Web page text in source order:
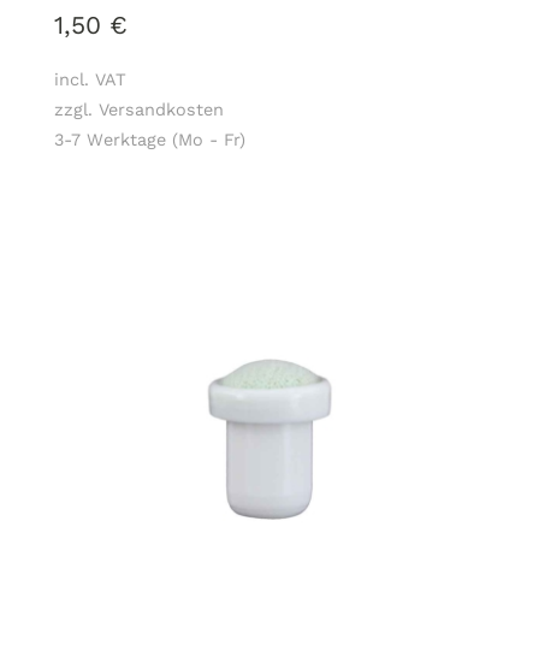
1,50 €
incl. VAT
zzgl. Versandkosten
3-7 Werktage (Mo - Fr)